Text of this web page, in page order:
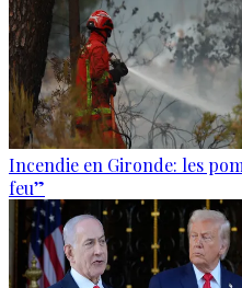
Incendie en Gironde: les
feu”